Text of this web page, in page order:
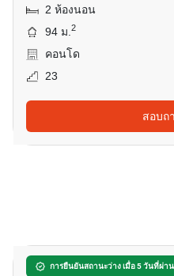
2 ห้องนอน
94 ม.2
คอนโด
23
สอบถ
การยืนยันสถานะว่าง เมื่อ 5 วันที่ผ่า
ประสานมิตร คอนโด